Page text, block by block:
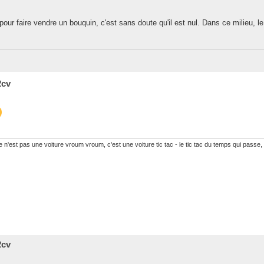
faire vendre un bouquin, c'est sans doute qu'il est nul. Dans ce milieu,
pas une voiture vroum vroum, c'est une voiture tic tac - le tic tac du temps qui